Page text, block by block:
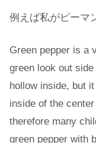
例えば私がピーマ
Green pepper is a
green look out
hollow inside, but
inside of the
therefore many
green pepper with